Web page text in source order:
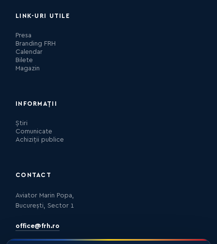
LINK-URI UTILE
Presa
Branding FRH
Calendar
Bilete
Magazin
INFORMAȚII
Știri
Comunicate
Achiziții publice
CONTACT
Aviator Marin Popa,
București, Sector 1
office@frh.ro